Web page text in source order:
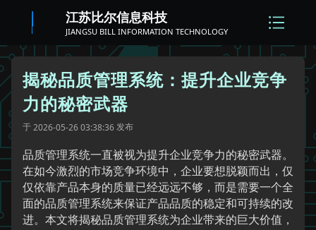
江苏比尔信息科技
JIANGSU BILL INFORMATION TECHNOLOGY
揭秘品质管理系统：提升企业竞争
力的秘密武器
于2026-05-26 03:38:36发布
品质管理系统一直被视为提升企业竞争力的秘密武器。
在如今激烈的市场竞争环境中，企业要想脱颖而出，仅
仅依靠产品本身的质量已经远远不够，而是需要一个全
面的品质管理系统来保证产品品质的稳定和可持续的改
进。本文将揭秘品质管理系统为企业带来的巨大价值，